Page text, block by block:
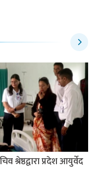
श्रेष्ठद्वारा प्रदेश आयुर्वेद